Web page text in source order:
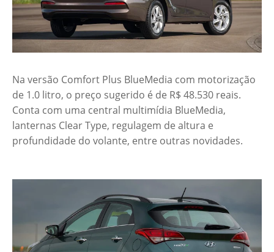
Na versão Comfort Plus BlueMedia com motorização
de 1.0 litro, o preço sugerido é de R$ 48.530 reais.
Conta com uma central multimídia BlueMedia,
lanternas Clear Type, regulagem de altura e
profundidade do volante, entre outras novidades.